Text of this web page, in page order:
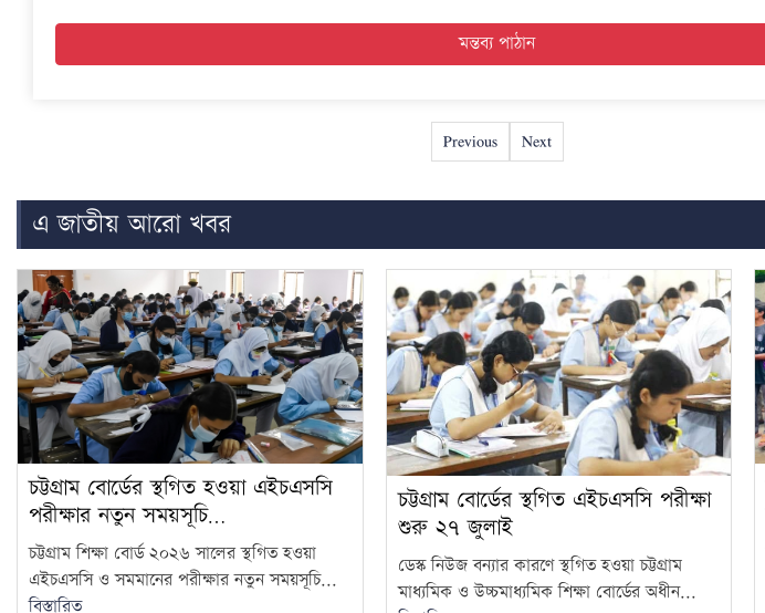
Previous Next
এ জাতীয় আরো খবর
চট্টগ্রাম বোর্ডের স্থগিত হওয়া এইচএসসি
পরীক্ষার নতুন সময়সূচি…
চট্টগ্রাম শিক্ষা বোর্ড ২০২৬ সালের স্থগিত হওয়া
এইচএসসি ও সমমানের পরীক্ষার নতুন সময়সূচি...
বিস্তারিত
চট্টগ্রাম বোর্ডের স্থগিত এইচএসসি পরীক্ষা
শুরু ২৭ জুলাই
ডেস্ক নিউজ বন্যার কারণে স্থগিত হওয়া চট্টগ্রাম
মাধ্যমিক ও উচ্চমাধ্যমিক শিক্ষা বোর্ডের অধীন...